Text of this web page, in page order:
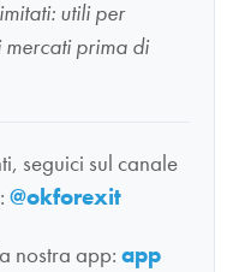
utili per
prima di
seguici sul canale
@okforexit
nostra app: app